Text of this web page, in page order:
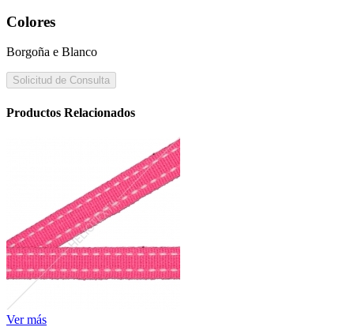
Colores
Borgoña e Blanco
Solicitud de Consulta
Productos Relacionados
Ver más